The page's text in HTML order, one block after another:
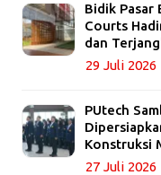
Bidik Pasar
Courts
dan
29 Juli 2026
PUtech
Konstruksi
27 Juli 2026